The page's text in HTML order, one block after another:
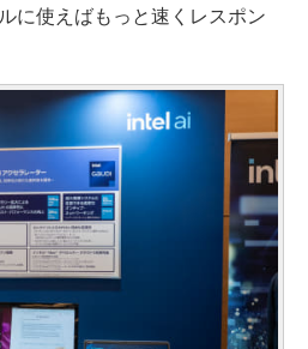
に使えばもっと速くレスポン